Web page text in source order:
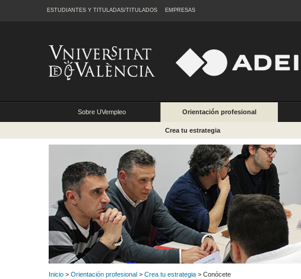
ESTUDIANTES Y TITULADAS/TITULADOS EMPRESAS
Sobre UVempleo Orientación profesional
Crea tu estrategia
Inicio > Orientación profesional > Crea tu estrategia > Conócete